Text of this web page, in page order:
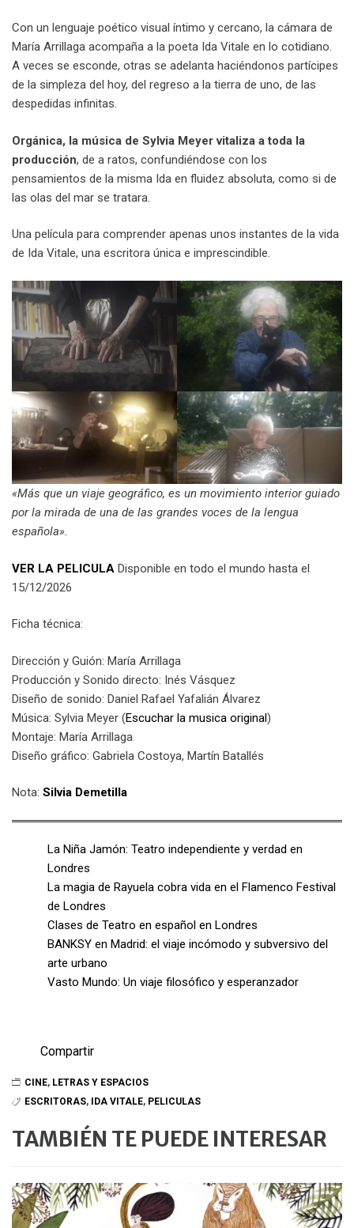
Con un lenguaje poético visual íntimo y cercano, la cámara de
María Arrillaga acompaña a la poeta Ida Vitale en lo cotidiano.
A veces se esconde, otras se adelanta haciéndonos partícipes
de la simpleza del hoy, del regreso a la tierra de uno, de las
despedidas infinitas.
Orgánica, la música de Sylvia Meyer vitaliza a toda la
producción, de a ratos, confundiéndose con los
pensamientos de la misma Ida en fluidez absoluta, como si de
las olas del mar se tratara.
Una película para comprender apenas unos instantes de la vida
de Ida Vitale, una escritora única e imprescindible.
«Más que un viaje geográfico, es un movimiento interior guiado
por la mirada de una de las grandes voces de la lengua
española».
VER LA PELICULA Disponible en todo el mundo hasta el
15/12/2026
Ficha técnica:
Dirección y Guión: María Arrillaga
Producción y Sonido directo: Inés Vásquez
Diseño de sonido: Daniel Rafael Yafalián Álvarez
Música: Sylvia Meyer (Escuchar la musica original)
Montaje: María Arrillaga
Diseño gráfico: Gabriela Costoya, Martín Batallés
Nota: Silvia Demetilla
La Niña Jamón: Teatro independiente y verdad en
Londres
La magia de Rayuela cobra vida en el Flamenco Festival
de Londres
Clases de Teatro en español en Londres
BANKSY en Madrid: el viaje incómodo y subversivo del
arte urbano
Vasto Mundo: Un viaje filosófico y esperanzador
Compartir
CINE, LETRAS Y ESPACIOS
ESCRITORAS, IDA VITALE, PELICULAS
TAMBIÉN TE PUEDE INTERESAR